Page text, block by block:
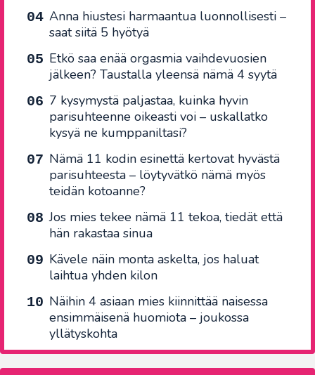
Anna hiustesi harmaantua luonnollisesti –
saat siitä 5 hyötyä
Etkö saa enää orgasmia vaihdevuosien
jälkeen? Taustalla yleensä nämä 4 syytä
7 kysymystä paljastaa, kuinka hyvin
parisuhteenne oikeasti voi – uskallatko
kysyä ne kumppaniltasi?
Nämä 11 kodin esinettä kertovat hyvästä
parisuhteesta – löytyvätkö nämä myös
teidän kotoanne?
Jos mies tekee nämä 11 tekoa, tiedät että
hän rakastaa sinua
Kävele näin monta askelta, jos haluat
laihtua yhden kilon
Näihin 4 asiaan mies kiinnittää naisessa
ensimmäisenä huomiota – joukossa
yllätyskohta